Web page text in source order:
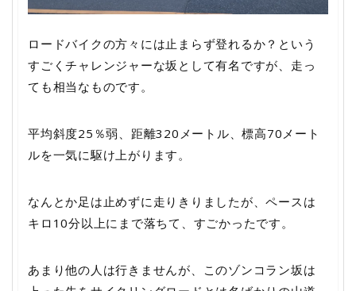
ロードバイクの方々には止まらず登れるか？という
すごくチャレンジャーな坂として有名ですが、走っ
ても相当なものです。
平均斜度25％弱、距離320メートル、標高70メート
ルを一気に駆け上がります。
なんとか足は止めずに走りきりましたが、ペースは
キロ10分以上にまで落ちて、すごかったです。
あまり他の人は行きませんが、このゾンコラン坂は